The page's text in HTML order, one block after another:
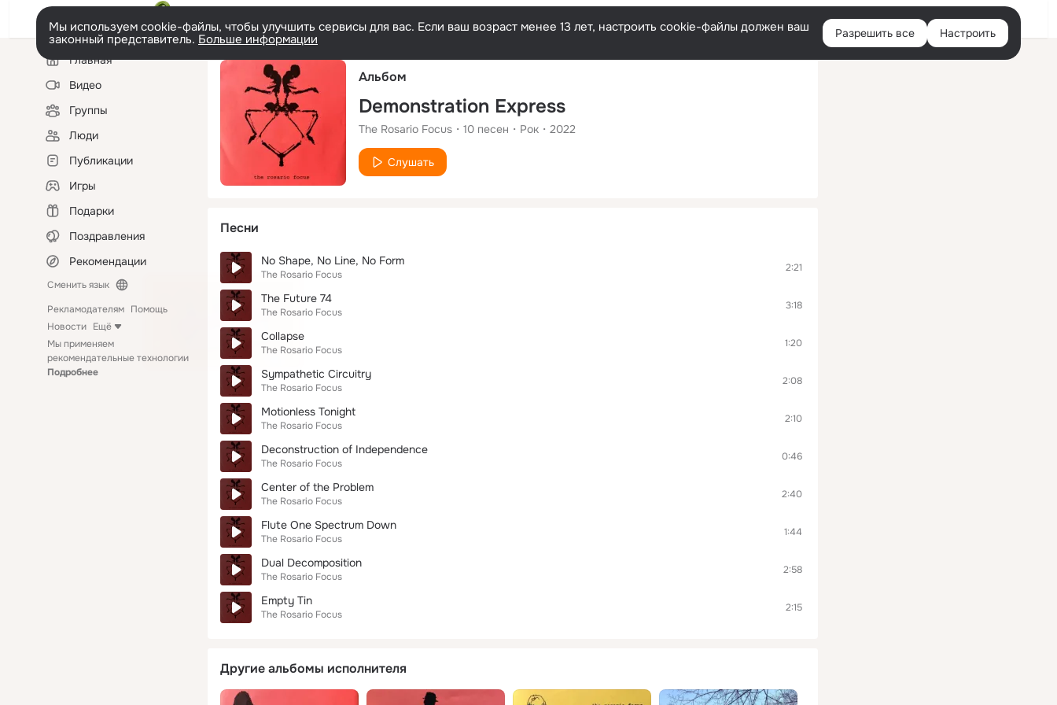
Русский Войти
Мы используем cookie-файлы, чтобы улучшить сервисы для вас. Если ваш возраст менее 13 лет, настроить cookie-файлы должен ваш
законный представитель. Больше информации Разрешить все Настроить
Левая
колонкаГлавная
Видео
Группы
Люди
Публикации
Игры
Подарки
Поздравления
Рекомендации
Сменить язык
Рекламодателям Помощь
Новости Ещё
Мы применяем
рекомендательные технологии
Подробнее
Альбом
Demonstration Express
The Rosario Focus 10 песен Рок 2022
Слушать
Песни
No Shape, No Line, No Form
The Rosario Focus
2:21
The Future 74
The Rosario Focus
3:18
Collapse
The Rosario Focus
1:20
Sympathetic Circuitry
The Rosario Focus
2:08
Motionless Tonight
The Rosario Focus
2:10
Deconstruction of Independence
The Rosario Focus
0:46
Center of the Problem
The Rosario Focus
2:40
Flute One Spectrum Down
The Rosario Focus
1:44
Dual Decomposition
The Rosario Focus
2:58
Empty Tin
The Rosario Focus
2:15
Другие альбомы исполнителя